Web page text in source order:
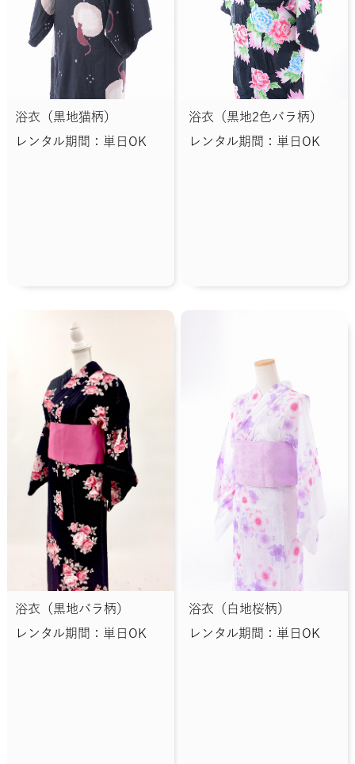
浴衣（黒地猫柄）
レンタル期間：単日OK
浴衣（黒地2色バラ柄）
レンタル期間：単日OK
浴衣（黒地バラ柄）
レンタル期間：単日OK
浴衣（白地桜柄）
レンタル期間：単日OK